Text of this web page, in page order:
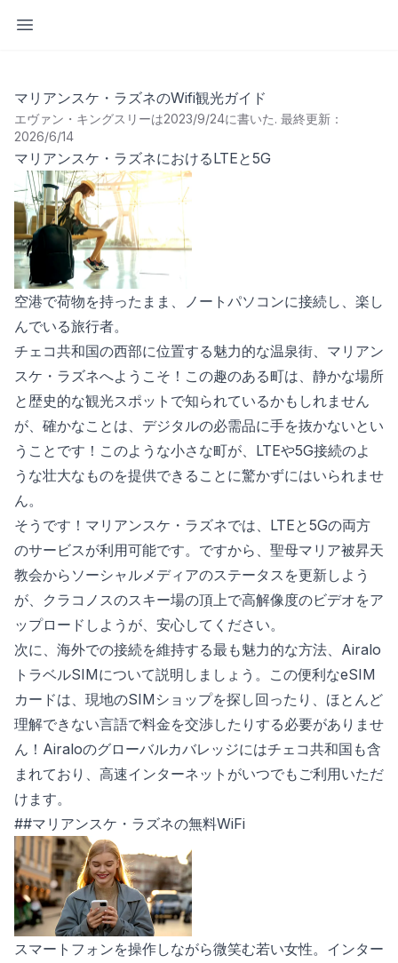
サイドバーを開く
マリアンスケ・ラズネのWifi観光ガイド
エヴァン・キングスリーは2023/9/24に書いた. 最終更新：
2026/6/14
マリアンスケ・ラズネにおけるLTEと5G
空港で荷物を持ったまま、ノートパソコンに接続し、楽し
んでいる旅行者。
チェコ共和国の西部に位置する魅力的な温泉街、マリアン
スケ・ラズネへようこそ！この趣のある町は、静かな場所
と歴史的な観光スポットで知られているかもしれません
が、確かなことは、デジタルの必需品に手を抜かないとい
うことです！このような小さな町が、LTEや5G接続のよ
うな壮大なものを提供できることに驚かずにはいられませ
ん。
そうです！マリアンスケ・ラズネでは、LTEと5Gの両方
のサービスが利用可能です。ですから、聖母マリア被昇天
教会からソーシャルメディアのステータスを更新しよう
が、クラコノスのスキー場の頂上で高解像度のビデオをア
ップロードしようが、安心してください。
次に、海外での接続を維持する最も魅力的な方法、Airalo
トラベルSIMについて説明しましょう。この便利なeSIM
カードは、現地のSIMショップを探し回ったり、ほとんど
理解できない言語で料金を交渉したりする必要がありませ
ん！Airaloのグローバルカバレッジにはチェコ共和国も含
まれており、高速インターネットがいつでもご利用いただ
けます。
##マリアンスケ・ラズネの無料WiFi
スマートフォンを操作しながら微笑む若い女性。インター